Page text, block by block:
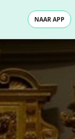
NAAR APP